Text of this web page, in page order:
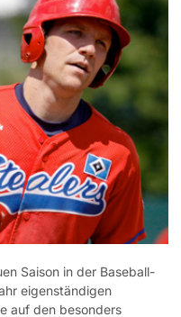
Saison in der Baseball-
eigenständigen
auf den besonders